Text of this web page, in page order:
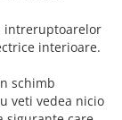
intreruptoarelor
interioare.
schimb
veti vedea nicio